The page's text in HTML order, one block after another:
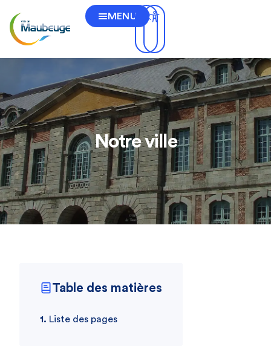
MENU
Notre ville
Table des matières
Liste des pages